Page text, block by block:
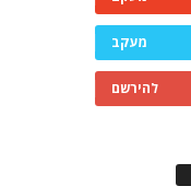
מעקב
להירשם